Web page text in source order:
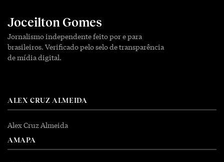
Joceilton Gomes
Jornalismo independente feito por e para
brasileiros. Verificado pelo selo de transparência
de mídia digital.
ALEX CRUZ ALMEIDA
Alex Cruz Almeida
AMAPA